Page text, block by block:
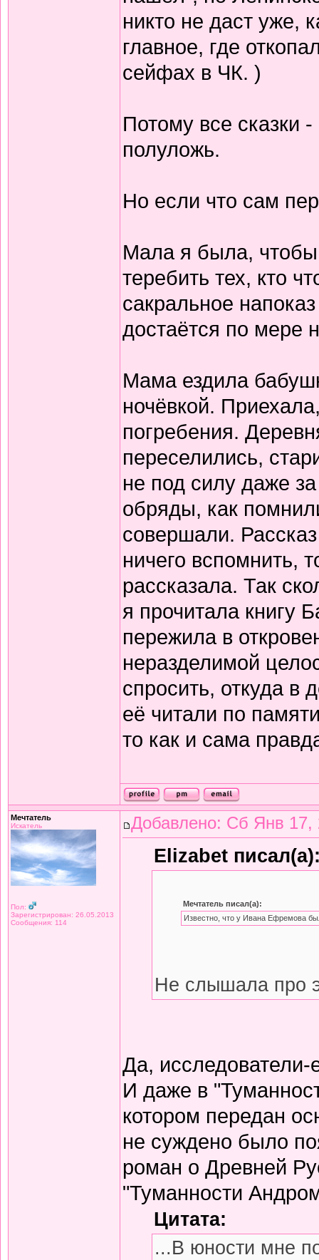
никто не даст уже,
главное, где
сейфах в ЧК. )
Потому все сказки
полуложь.
Но если что сам
Мала я была, чтобы
теребить тех, кто
сакральное
достаётся по мере
Мама ездила
ночёвкой.
погребения.
переселились,
не под силу даже
обряды, как
совершали.
ничего вспомнить,
рассказала. Так
я прочитала книгу
пережила в
неразделимой
спросить, откуда в
её читали по
то как и сама
Мечтатель
Искатель
Пол:
Зарегистрирован: 26.05.2013
Сообщения: 114
Добавлено: Сб Янв 17,
Elizabet
Мечтатель писал(а):
Известно, что у Ивана Ефремова
Не слышала про
Да,
И даже в
котором передан
не суждено было
роман о Древней
"Туманности
Цитата:
...В юности мне